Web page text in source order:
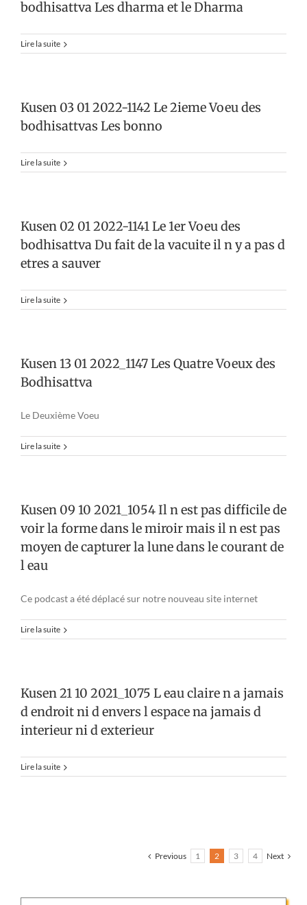
bodhisattva Les dharma et le Dharma
Lire la suite
Kusen 03 01 2022-1142 Le 2ieme Voeu des
bodhisattvas Les bonno
Lire la suite
Kusen 02 01 2022-1141 Le 1er Voeu des
bodhisattva Du fait de la vacuite il n y a pas d
etres a sauver
Lire la suite
Kusen 13 01 2022_1147 Les Quatre Voeux des
Bodhisattva
Le Deuxième Voeu
Lire la suite
Kusen 09 10 2021_1054 Il n est pas difficile de
voir la forme dans le miroir mais il n est pas
moyen de capturer la lune dans le courant de
l eau
Ce podcast a été déplacé sur notre nouveau site internet
Lire la suite
Kusen 21 10 2021_1075 L eau claire n a jamais
d endroit ni d envers l espace na jamais d
interieur ni d exterieur
Lire la suite
Previous 1 2 3 4 Next